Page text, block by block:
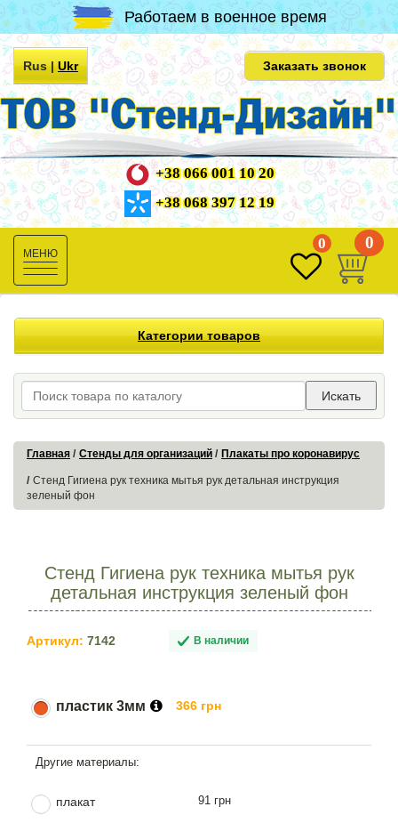
Работаем в военное время
Rus|Ukr Заказать звонок
+38 066 001 10 20
+38 068 397 12 19
Toggle
navigation
0 0
Категории товаров
Искать
Главная Стенды для организаций Плакаты про коронавирус
Стенд Гигиена рук техника мытья рук детальная инструкция
зеленый фон
Стенд Гигиена рук техника мытья рук
детальная инструкция зеленый фон
Артикул: 7142 В наличии
пластик 3мм 366 грн
плакат 91 грн